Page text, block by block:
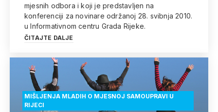
mjesnih odbora i koji je predstavljen na
konferenciji za novinare održanoj 28. svibnja 2010.
u Informativnom centru Grada Rijeke.
ČITAJTE DALJE
MIŠLJENJA MLADIH O MJESNOJ SAMOUPRAVI U
RIJECI